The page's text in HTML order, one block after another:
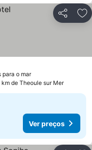
Partilhar
o mar
de Theoule sur Mer
Ver preços